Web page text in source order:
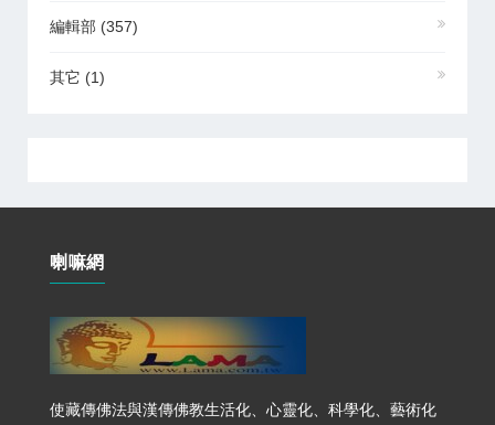
編輯部 (357)
其它 (1)
喇嘛網
使藏傳佛法與漢傳佛教生活化、心靈化、科學化、藝術化